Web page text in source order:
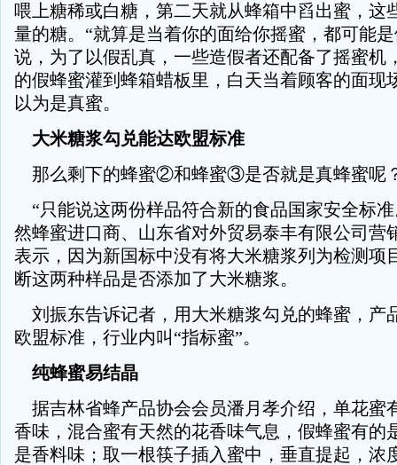
喂上糖稀或白糖，第二天就从蜂箱中舀出蜜，这
量的糖。“就算是当着你的面给你摇蜜，都可能
说，为了以假乱真，一些造假者还配备了摇蜜机
的假蜂蜜灌到蜂箱蜡板里，白天当着顾客的面现
以为是真蜜。
大米糖浆勾兑能达欧盟标准
那么剩下的蜂蜜②和蜂蜜③是否就是真蜂蜜呢
“只能说这两份样品符合新的食品国家安全标
然蜂蜜进口商、山东省对外贸易泰丰有限公司营
表示，因为新国标中没有将大米糖浆列为检测项
断这两种样品是否添加了大米糖浆。
刘振东告诉记者，用大米糖浆勾兑的蜂蜜，产
欧盟标准，行业内叫“指标蜜”。
纯蜂蜜易结晶
据吉林省蜂产品协会会员潘月孝介绍，单花蜜
香味，混合蜜有天然的花香味气息，假蜂蜜有的
是香料味；取一根筷子插入蜜中，垂直提起，浓